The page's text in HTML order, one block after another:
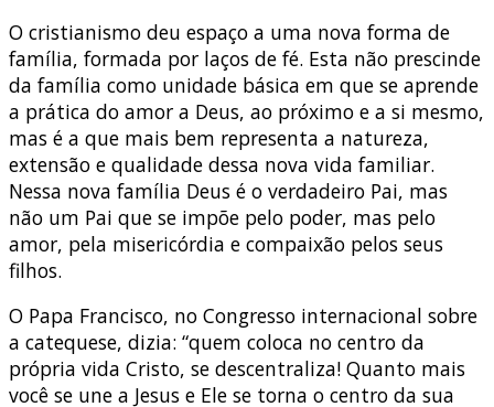
O cristianismo deu espaço a uma nova forma de
família, formada por laços de fé. Esta não prescinde
da família como unidade básica em que se aprende
a prática do amor a Deus, ao próximo e a si mesmo,
mas é a que mais bem representa a natureza,
extensão e qualidade dessa nova vida familiar.
Nessa nova família Deus é o verdadeiro Pai, mas
não um Pai que se impõe pelo poder, mas pelo
amor, pela misericórdia e compaixão pelos seus
filhos.
O Papa Francisco, no Congresso internacional sobre
a catequese, dizia: “quem coloca no centro da
própria vida Cristo, se descentraliza! Quanto mais
você se une a Jesus e Ele se torna o centro da sua